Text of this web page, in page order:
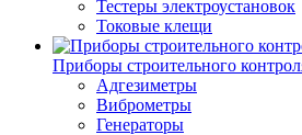
Тестеры электроустановок
Токовые клещи
Приборы строительного
Адгезиметры
Виброметры
Генераторы